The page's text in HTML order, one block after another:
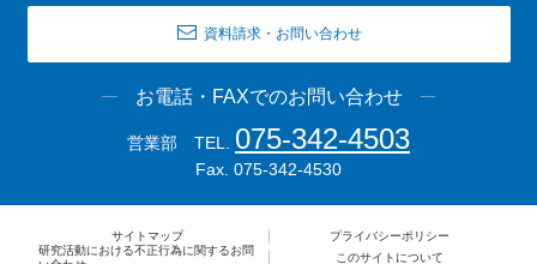
資料請求・お問い合わせ
お電話・FAXでのお問い合わせ
営業部 TEL. 075-342-4503
Fax. 075-342-4530
サイトマップ
プライバシーポリシー
研究活動における不正行為に関するお問
このサイトについて